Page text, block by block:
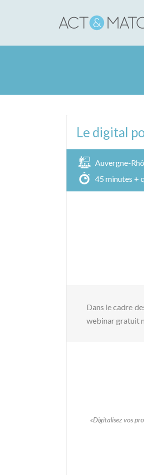
Le digital
Auvergne-
45 minutes +
Dans le cadre
webinar gratuit
«Digitalisez vos